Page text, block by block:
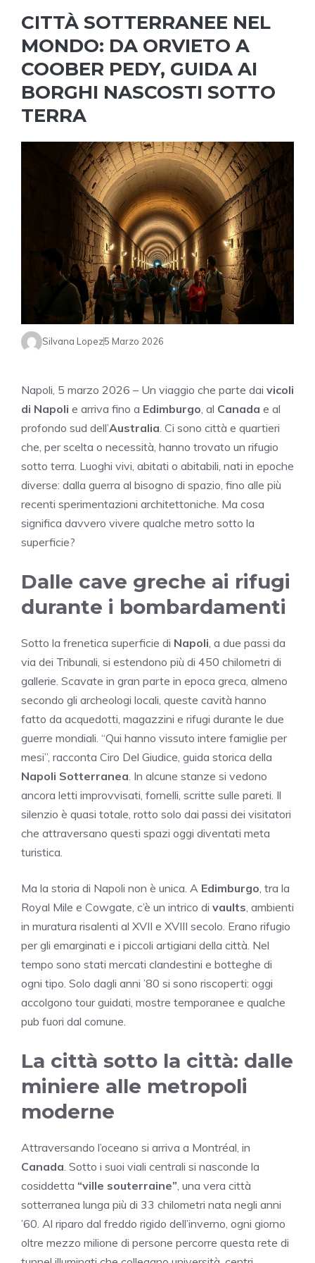
CITTÀ SOTTERRANEE NEL
MONDO: DA ORVIETO A
COOBER PEDY, GUIDA AI
BORGHI NASCOSTI SOTTO
TERRA
Silvana Lopez5 Marzo 2026
Napoli, 5 marzo 2026 – Un viaggio che parte dai vicoli
di Napoli e arriva fino a Edimburgo , al Canada e al
profondo sud dell’Australia . Ci sono città e quartieri
che, per scelta o necessità, hanno trovato un rifugio
sotto terra. Luoghi vivi, abitati o abitabili, nati in epoche
diverse: dalla guerra al bisogno di spazio, fino alle più
recenti sperimentazioni architettoniche. Ma cosa
significa davvero vivere qualche metro sotto la
superficie?
Dalle cave greche ai rifugi
durante i bombardamenti
Sotto la frenetica superficie di Napoli , a due passi da
via dei Tribunali, si estendono più di 450 chilometri di
gallerie. Scavate in gran parte in epoca greca, almeno
secondo gli archeologi locali, queste cavità hanno
fatto da acquedotti, magazzini e rifugi durante le due
guerre mondiali. “Qui hanno vissuto intere famiglie per
mesi”, racconta Ciro Del Giudice, guida storica della
Napoli Sotterranea . In alcune stanze si vedono
ancora letti improvvisati, fornelli, scritte sulle pareti. Il
silenzio è quasi totale, rotto solo dai passi dei visitatori
che attraversano questi spazi oggi diventati meta
turistica.
Ma la storia di Napoli non è unica. A Edimburgo , tra la
Royal Mile e Cowgate, c’è un intrico di vaults , ambienti
in muratura risalenti al XVII e XVIII secolo. Erano rifugio
per gli emarginati e i piccoli artigiani della città. Nel
tempo sono stati mercati clandestini e botteghe di
ogni tipo. Solo dagli anni ’80 si sono riscoperti: oggi
accolgono tour guidati, mostre temporanee e qualche
pub fuori dal comune.
La città sotto la città: dalle
miniere alle metropoli
moderne
Attraversando l’oceano si arriva a Montréal, in
Canada . Sotto i suoi viali centrali si nasconde la
cosiddetta “ville souterraine” , una vera città
sotterranea lunga più di 33 chilometri nata negli anni
’60. Al riparo dal freddo rigido dell’inverno, ogni giorno
oltre mezzo milione di persone percorre questa rete di